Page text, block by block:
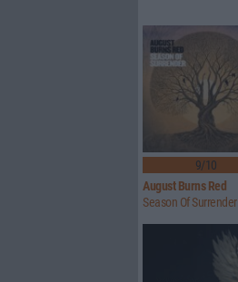
9/10
August Burns Red
Season Of Surrender